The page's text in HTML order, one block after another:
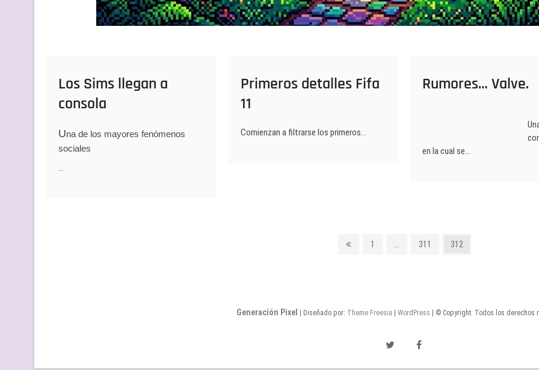
Los Sims llegan a
consola
Una de los mayores fenómenos
sociales
…
Primeros detalles Fifa
11
Comienzan a filtrarse los primeros…
Rumores… Valve.
en la cual se…
PáginaPágina
1 … Página
311 Página
312
Generación Pixel | Diseñado por: Theme Freesia | WordPress | © Copyright. Todos los derechos
TwitterFacebook